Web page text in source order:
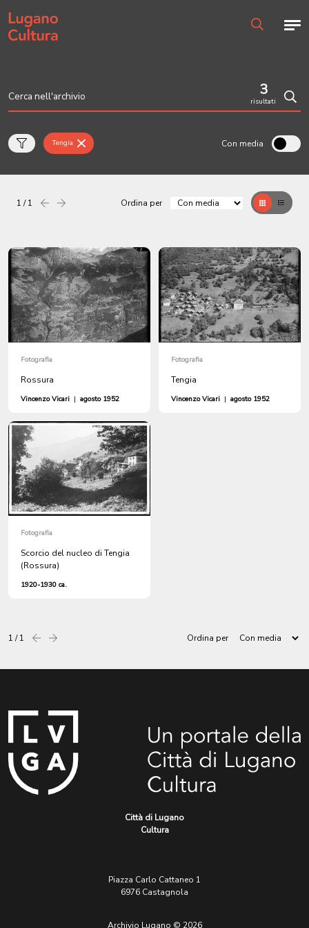
Home page
3
risultati
Tengia Con media
1 / 1 Precedentesuccessiva Ordina per GrigliaTable
Fotografia
Rossura
Vincenzo Vicari | agosto 1952
Fotografia
Tengia
Vincenzo Vicari | agosto 1952
Fotografia
Scorcio del nucleo di Tengia
(Rossura)
1920-1930 ca.
1 / 1 Precedentesuccessiva Ordina per
Città di Lugano
Cultura
Piazza Carlo Cattaneo 1
6976 Castagnola
Archivio Lugano © 2026